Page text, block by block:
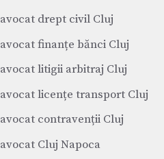
avocat drept civil Cluj
avocat finanțe bănci Cluj
avocat litigii arbitraj Cluj
avocat licențe transport Cluj
avocat contravenții Cluj
avocat Cluj Napoca